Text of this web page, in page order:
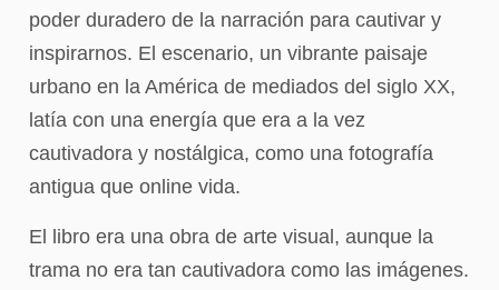
poder duradero de la narración para cautivar y
inspirarnos. El escenario, un vibrante paisaje
urbano en la América de mediados del siglo XX,
latía con una energía que era a la vez
cautivadora y nostálgica, como una fotografía
antigua que online vida.
El libro era una obra de arte visual, aunque la
trama no era tan cautivadora como las imágenes.